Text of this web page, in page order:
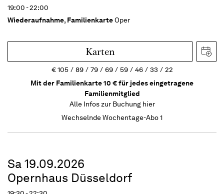
19:00 - 22:00
Wiederaufnahme, FamilienkarteOper
Karten
€105 89 79 69 59 46 33
22
Mit der Familienkarte 10 € für jedes eingetragene
Familienmitglied
Alle Infos zur Buchung hier
Wechselnde Wochentage-Abo 1
Sa 19.09.2026
Opernhaus Düsseldorf